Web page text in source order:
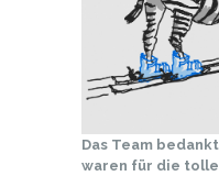
Das Team
waren für die